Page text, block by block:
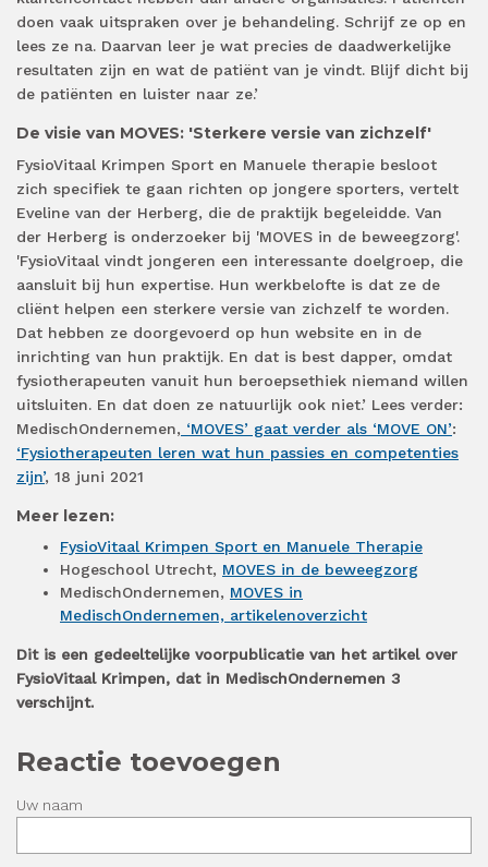
doen vaak uitspraken over je behandeling. Schrijf ze op en
lees ze na. Daarvan leer je wat precies de daadwerkelijke
resultaten zijn en wat de patiënt van je vindt. Blijf dicht bij
de patiënten en luister naar ze.’
De visie van MOVES: 'Sterkere versie van zichzelf'
FysioVitaal Krimpen Sport en Manuele therapie besloot
zich specifiek te gaan richten op jongere sporters, vertelt
Eveline van der Herberg, die de praktijk begeleidde. Van
der Herberg is onderzoeker bij 'MOVES in de beweegzorg'.
'FysioVitaal vindt jongeren een interessante doelgroep, die
aansluit bij hun expertise. Hun werkbelofte is dat ze de
cliënt helpen een sterkere versie van zichzelf te worden.
Dat hebben ze doorgevoerd op hun website en in de
inrichting van hun praktijk. En dat is best dapper, omdat
fysiotherapeuten vanuit hun beroepsethiek niemand willen
uitsluiten. En dat doen ze natuurlijk ook niet.’ Lees verder:
MedischOndernemen, ‘MOVES’ gaat verder als ‘MOVE ON’:
‘Fysiotherapeuten leren wat hun passies en competenties
zijn’, 18 juni 2021
Meer lezen:
FysioVitaal Krimpen Sport en Manuele Therapie
Hogeschool Utrecht, MOVES in de beweegzorg
MedischOndernemen, MOVES in
MedischOndernemen, artikelenoverzicht
Dit is een gedeeltelijke voorpublicatie van het artikel over
FysioVitaal Krimpen, dat in MedischOndernemen 3
verschijnt.
Reactie toevoegen
Uw naam